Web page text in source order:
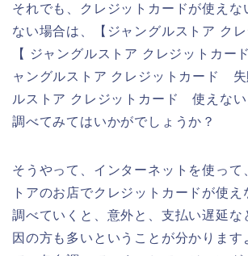
それでも、クレジットカードが使えな
ない場合は、【ジャングルストア クレ
【 ジャングルストア クレジットカ
ャングルストア クレジットカード
ルストア クレジットカード 使えな
調べてみてはいかがでしょうか？
そうやって、インターネットを使って
トアのお店でクレジットカードが使え
調べていくと、意外と、支払い遅延な
因の方も多いということが分かります